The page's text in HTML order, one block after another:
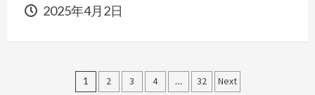
2025年4月2日
投
1 2 3 4 … 32 Next